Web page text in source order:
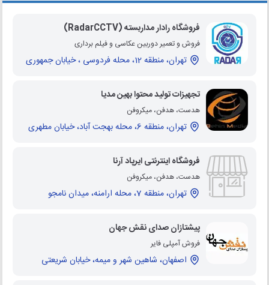
فروشگاه رادار مداربسته (RadarCCTV)
فروش و تعمیر دوربین عکاسی و فیلم برداری
تهران، منطقه 12، محله فردوسی ، خیابان جمهوری
تجهیزات تولید محتوا بهین مدیا
هدست، هدفن، میکروفن
تهران، منطقه 6، محله بهجت آباد، خیابان مطهری
فروشگاه اینترنتی ایرپاد آرنا
هدست، هدفن، میکروفن
تهران، منطقه 7، محله ارامنه، میدان نامجو
پیشتازان صدای نقش جهان
فروش آمپلی فایر
اصفهان، شاهین شهر و میمه، خیابان شریعتی